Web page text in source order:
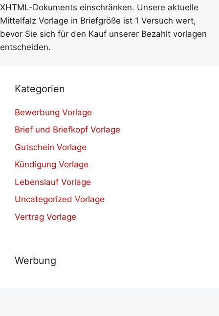
XHTML-Dokuments einschränken. Unsere aktuelle
Mittelfalz Vorlage in Briefgröße ist 1 Versuch wert,
bevor Sie sich für den Kauf unserer Bezahlt vorlagen
entscheiden.
Kategorien
Bewerbung Vorlage
Brief und Briefkopf Vorlage
Gutschein Vorlage
Kündigung Vorlage
Lebenslauf Vorlage
Uncategorized Vorlage
Vertrag Vorlage
Werbung